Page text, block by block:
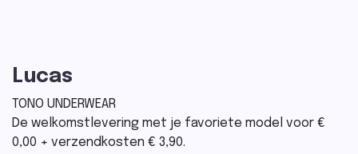
Lucas
TONO UNDERWEAR
De welkomstlevering met je favoriete model voor €
0,00 + verzendkosten € 3,90.